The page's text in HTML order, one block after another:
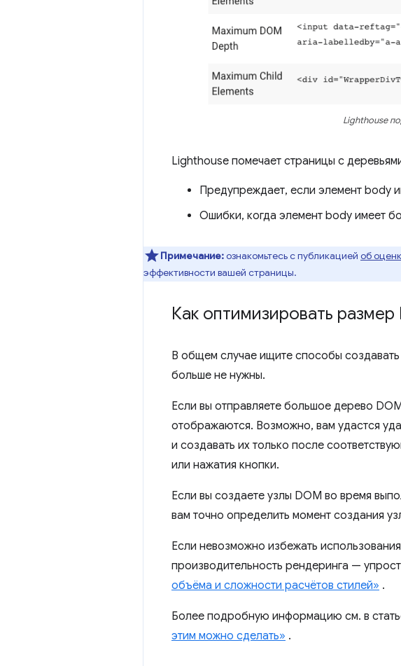
Lighthouse
Lighthouse помечает страницы с
Предупреждает, если элемент body
Ошибки, когда элемент body имеет
Примечание:ознакомьтесь с публикацией об
эффективности вашей страницы.
Как оптимизировать размер
В общем случае ищите способы
больше не нужны.
Если вы отправляете большое дерево
отображаются. Возможно, вам удастся
и создавать их только после
или нажатия кнопки.
Если вы создаете узлы DOM во время
вам точно определить момент создания
Если невозможно избежать
производительность рендеринга —
объёма и сложности расчётов стилей» .
Более подробную информацию см. в
этим можно сделать» .